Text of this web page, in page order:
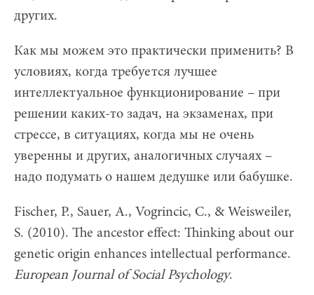
других.
Как мы можем это практически применить? В
условиях, когда требуется лучшее
интеллектуальное функционирование – при
решении каких-то задач, на экзаменах, при
стрессе, в ситуациях, когда мы не очень
уверенны и других, аналогичных случаях –
надо подумать о нашем дедушке или бабушке.
Fischer, P., Sauer, A., Vogrincic, C., & Weisweiler,
S. (2010). The ancestor effect: Thinking about our
genetic origin enhances intellectual performance.
European Journal of Social Psychology.